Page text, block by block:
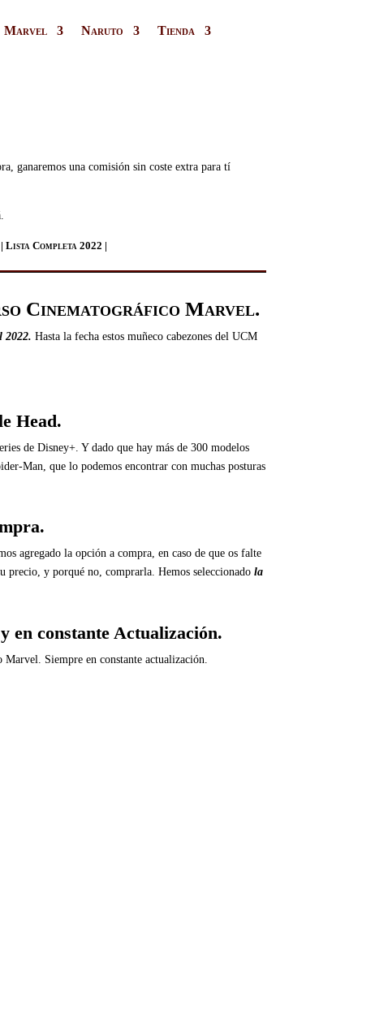
Marvel Naruto Tienda
ganaremos una comisión sin coste extra para tí
| Lista Completa 2022 |
Cinematográfico Marvel.
2022.Hasta la fecha estos muñeco cabezones del UCM
Head.
de Disney+. Y dado que hay más de 300 modelos
Man, que lo podemos encontrar con muchas posturas
agregado la opción a compra, en caso de que os falte
precio, y porqué no, comprarla. Hemos seleccionadola
en constante Actualización.
Siempre en constante actualización.